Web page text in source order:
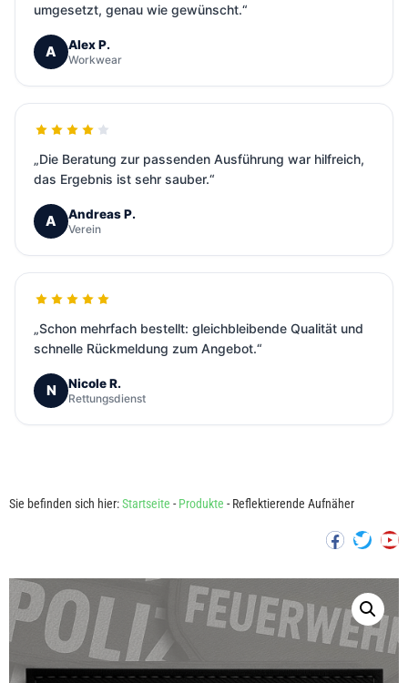
umgesetzt, genau wie gewünscht.“
A Alex P.
Workwear
„Die Beratung zur passenden Ausführung war hilfreich,
das Ergebnis ist sehr sauber.“
A Andreas P.
Verein
„Schon mehrfach bestellt: gleichbleibende Qualität und
schnelle Rückmeldung zum Angebot.“
N Nicole R.
Rettungsdienst
Sie befinden sich hier:Startseite -Produkte -Reflektierende Aufnäher